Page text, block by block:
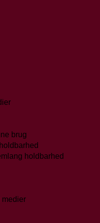
brug
holdbarhed
medier